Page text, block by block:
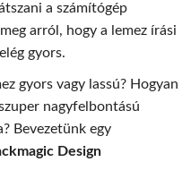
a számítógép
arról, hogy a lemez írási
gyors.
gyors vagy lassú? Hogyan
nagyfelbontású
Bevezetünk egy
Design